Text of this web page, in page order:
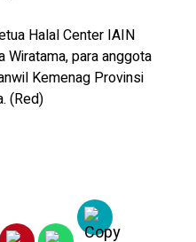
Halal Center IAIN
Wiratama, para anggota
Kemenag Provinsi
(Red)